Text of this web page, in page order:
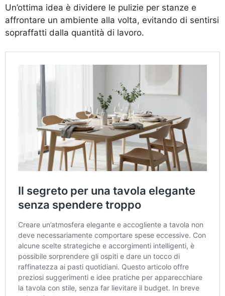
Un’ottima idea è dividere le pulizie per stanze e
affrontare un ambiente alla volta, evitando di sentirsi
sopraffatti dalla quantità di lavoro.